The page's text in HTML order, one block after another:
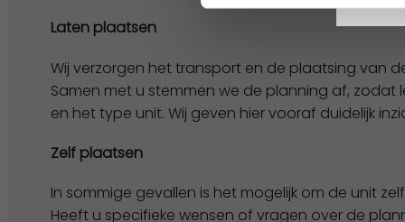
Laten plaatsen
Wij verzorgen het transport en de plaatsing van
Samen met u stemmen we de planning af, zodat
en het type unit. Wij geven hier vooraf duidelijk
Zelf plaatsen
In sommige gevallen is het mogelijk om de unit
Heeft u specifieke wensen of vragen over de